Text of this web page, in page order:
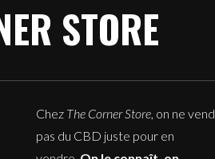
STORE
ChezThe Corner Store, on ne vend
pas du CBD juste pour en